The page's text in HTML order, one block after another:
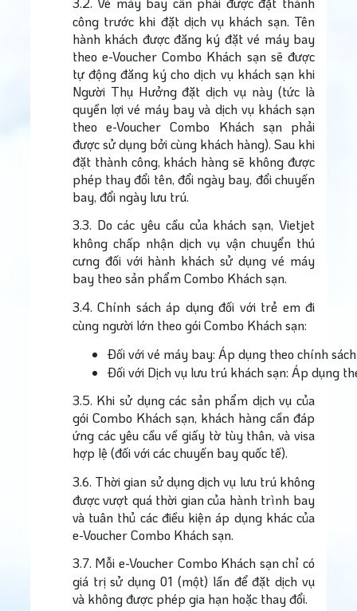
công trước khi đặt dịch vụ khách sạn. Tên
hành khách được đăng ký đặt vé máy bay
theo e-Voucher Combo Khách sạn sẽ được
tự động đăng ký cho dịch vụ khách sạn khi
Người Thụ Hưởng đặt dịch vụ này (tức là
quyền lợi vé máy bay và dịch vụ khách sạn
theo e-Voucher Combo Khách sạn phải
được sử dụng bởi cùng khách hàng). Sau khi
đặt thành công, khách hàng sẽ không được
phép thay đổi tên, đổi ngày bay, đổi chuyến
bay, đổi ngày lưu trú.
3.3. Do các yêu cầu của khách sạn, Vietjet
không chấp nhận dịch vụ vận chuyển thú
cưng đối với hành khách sử dụng vé máy
bay theo sản phẩm Combo Khách sạn.
3.4. Chính sách áp dụng đối với trẻ em đi
cùng người lớn theo gói Combo Khách sạn:
Đối với vé máy bay: Áp dụng theo chính
Đối với Dịch vụ lưu trú khách sạn: Áp dụng
3.5. Khi sử dụng các sản phẩm dịch vụ của
gói Combo Khách sạn, khách hàng cần đáp
ứng các yêu cầu về giấy tờ tùy thân, và visa
hợp lệ (đối với các chuyến bay quốc tế).
3.6. Thời gian sử dụng dịch vụ lưu trú không
được vượt quá thời gian của hành trình bay
và tuân thủ các điều kiện áp dụng khác của
e-Voucher Combo Khách sạn.
3.7. Mỗi e-Voucher Combo Khách sạn chỉ có
giá trị sử dụng 01 (một) lần để đặt dịch vụ
và không được phép gia hạn hoặc thay đổi.